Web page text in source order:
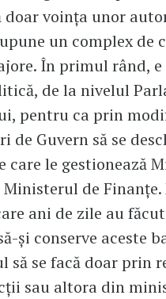
doar voința unor
un complex de
În primul rând, e
de la nivelul
pentru ca prin
de Guvern să se
care le gestionează
de
ani de zile au
și conserve aceste
să se facă doar prin
sau altora din